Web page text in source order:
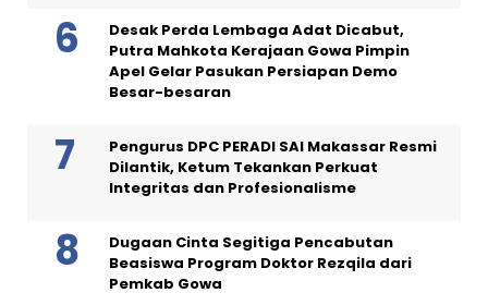
Desak Perda Lembaga Adat Dicabut,
Putra Mahkota Kerajaan Gowa Pimpin
Apel Gelar Pasukan Persiapan Demo
Besar-besaran
Pengurus DPC PERADI SAI Makassar Resmi
Dilantik, Ketum Tekankan Perkuat
Integritas dan Profesionalisme
Dugaan Cinta Segitiga Pencabutan
Beasiswa Program Doktor Rezqila dari
Pemkab Gowa